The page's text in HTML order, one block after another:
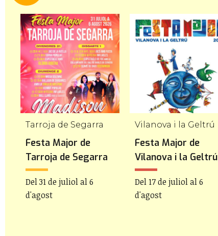
Tarroja de Segarra
Festa Major de
Tarroja de Segarra
Del 31 de juliol al 6
d'agost
Vilanova i la Geltrú
Festa Major de
Vilanova i la Geltrú
Del 17 de juliol al 6
d'agost